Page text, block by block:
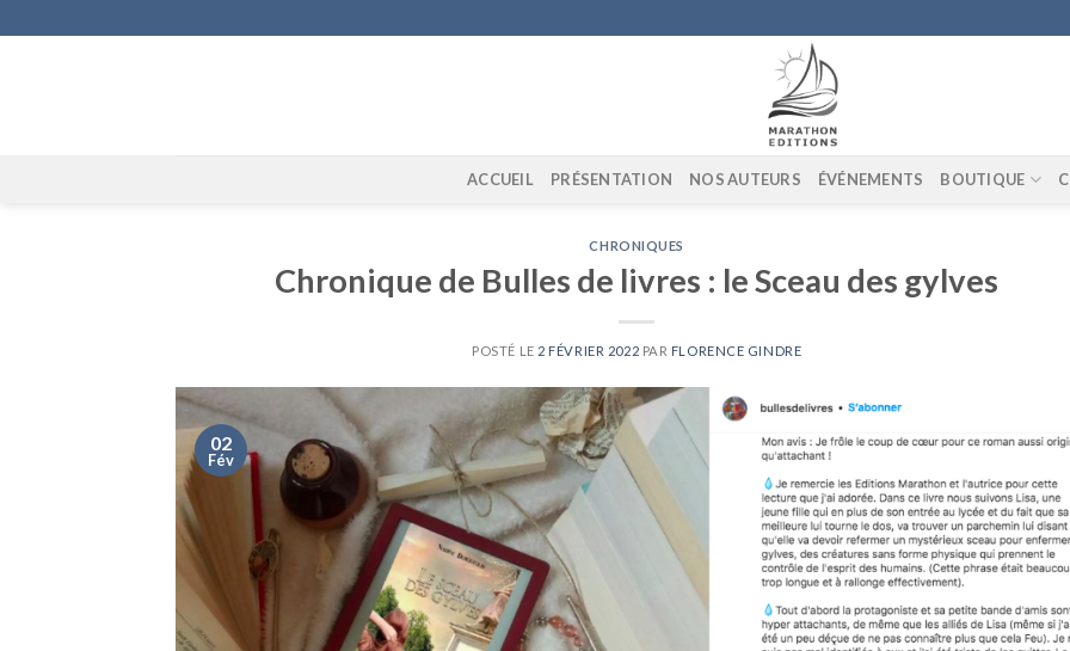
to
ACCUEIL PRÉSENTATION NOS AUTEURS ÉVÉNEMENTS BOUTIQUE
CHRONIQUES
Chronique de Bulles de livres : le Sceau des gylves
POSTÉ LE 2 FÉVRIER 2022 PAR FLORENCE GINDRE
02
Fév